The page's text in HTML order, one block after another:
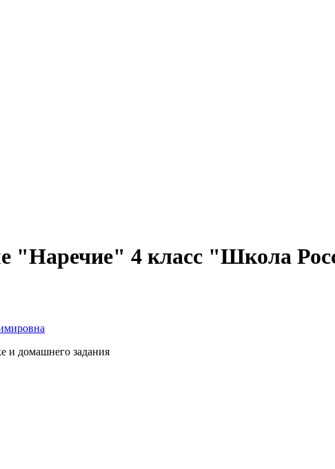
"Наречие" 4 класс "Школа
и домашнего задания